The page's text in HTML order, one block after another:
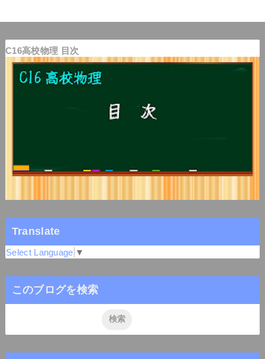
C16高校物理 目次
Translate
Select Language ▼
このブログを検索